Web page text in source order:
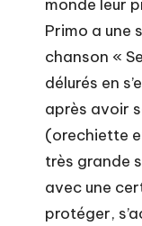
monde leur
Primo a une
chanson «
délurés en
après avoir
(orechiette
très grande
avec une
protéger,